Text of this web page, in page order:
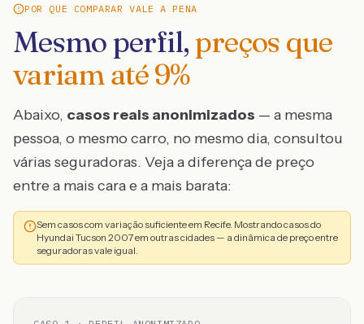
POR QUE COMPARAR VALE A PENA
Mesmo perfil, preços que
variam até9%
Abaixo, casos reais anonimizados — a mesma
pessoa, o mesmo carro, no mesmo dia, consultou
várias seguradoras. Veja a diferença de preço
entre a mais cara e a mais barata:
Sem casos com variação suficiente em Recife. Mostrando casos do
Hyundai Tucson 2007 em outras cidades — a dinâmica de preço entre
seguradoras vale igual.